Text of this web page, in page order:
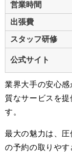
営業時間
出張費
スタッフ研修
公式サイト
業界大手の安心
質なサービスを
す。
最大の魅力は、
の予約の取りやす